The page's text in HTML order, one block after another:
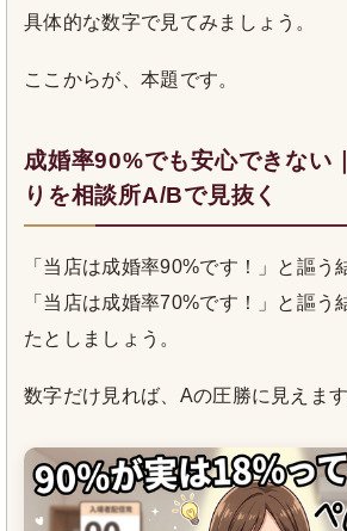
具体的な数字で見てみましょう。
ここからが、本題です。
成婚率90%でも安心できない
りを相談所A/Bで見抜く
「当店は成婚率90%です！」と謳う
「当店は成婚率70%です！」と謳う
たとしましょう。
数字だけ見れば、Aの圧勝に見えます